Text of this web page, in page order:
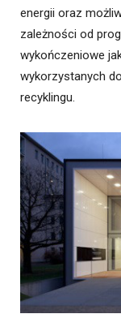
energii oraz
zależności od
wykończeniowe
wykorzystanych
recyklingu.